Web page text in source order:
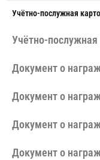
Учётно-послужная
Учётно-послужная
Документ о
Документ о
Документ о
Документ о